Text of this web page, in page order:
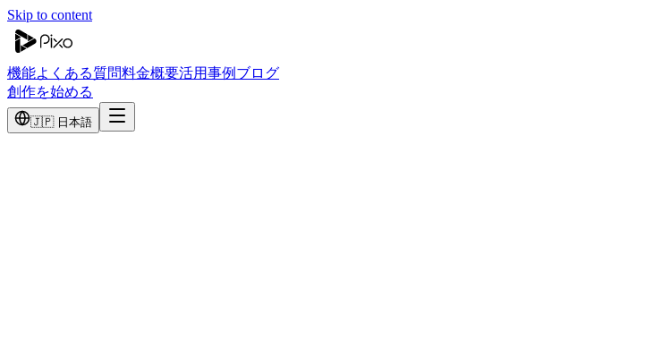
Skip to content
機能よくある質問料金概要活用事例 ブログ
創作を始める
🇯🇵 日本語